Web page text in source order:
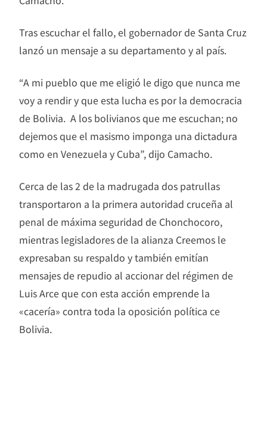
Tras escuchar el fallo, el gobernador de Santa Cruz
lanzó un mensaje a su departamento y al país.
“A mi pueblo que me eligió le digo que nunca me
voy a rendir y que esta lucha es por la democracia
de Bolivia. A los bolivianos que me escuchan; no
dejemos que el masismo imponga una dictadura
como en Venezuela y Cuba”, dijo Camacho.
Cerca de las 2 de la madrugada dos patrullas
transportaron a la primera autoridad cruceña al
penal de máxima seguridad de Chonchocoro,
mientras legisladores de la alianza Creemos le
expresaban su respaldo y también emitían
mensajes de repudio al accionar del régimen de
Luis Arce que con esta acción emprende la
«cacería» contra toda la oposición política ce
Bolivia.